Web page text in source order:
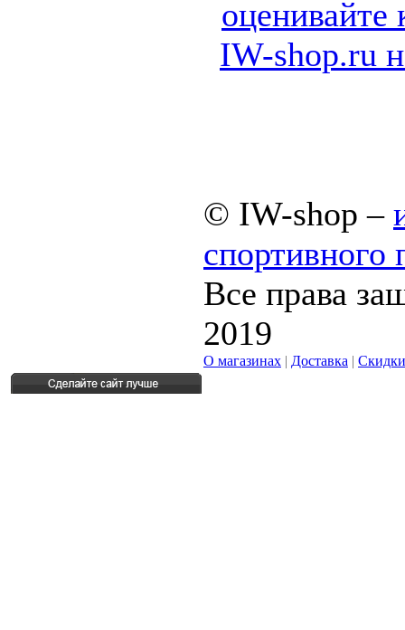
© IW-shop –
спортивного
Все права
2019
О магазинах | Доставка | Скидки